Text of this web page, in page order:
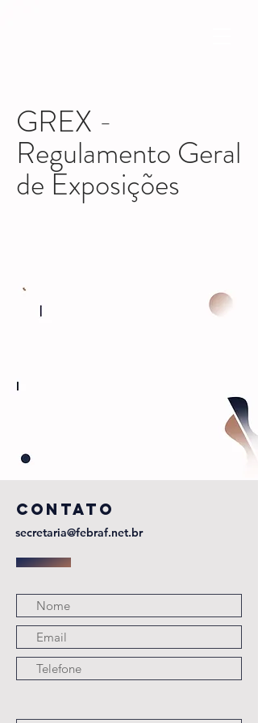
GREX -
Regulamento Geral
de Exposições
CONTATO
secretaria@febraf.net.br